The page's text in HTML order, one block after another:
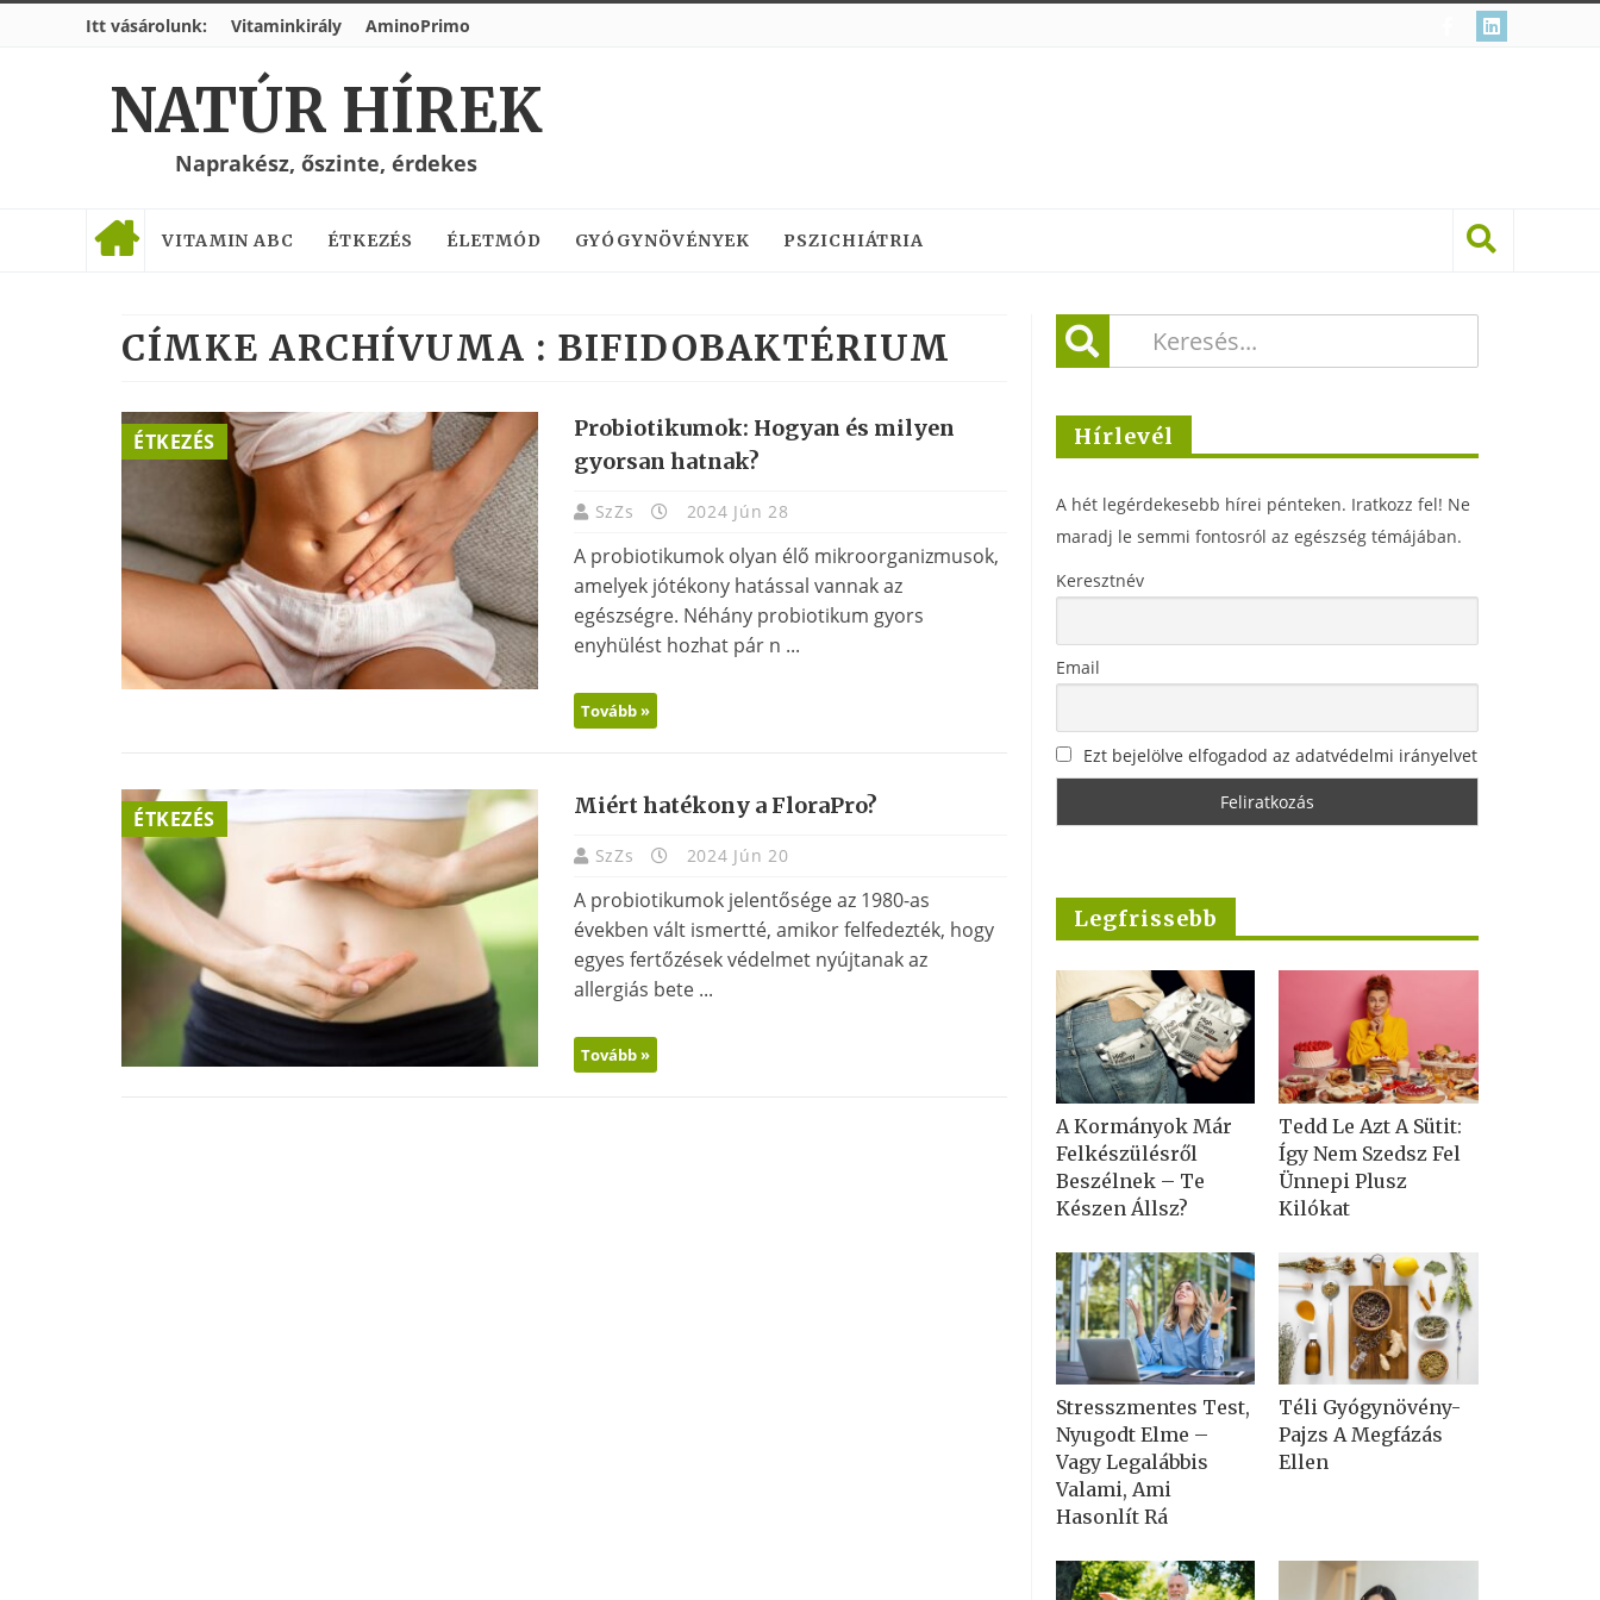
Itt vásárolunk: Vitaminkirály AminoPrimo
NATÚR HÍREK
Naprakész, őszinte, érdekes
VITAMIN ABC ÉTKEZÉS ÉLETMÓD GYÓGYNÖVÉNYEK PSZICHIÁTRIA
CÍMKE ARCHÍVUMA : BIFIDOBAKTÉRIUM
ÉTKEZÉS
Probiotikumok: Hogyan és milyen
gyorsan hatnak?
SzZs 2024 Jún 28
A probiotikumok olyan élő mikroorganizmusok,
amelyek jótékony hatással vannak az
egészségre. Néhány probiotikum gyors
enyhülést hozhat pár n ...
Tovább »
ÉTKEZÉS Miért hatékony a FloraPro?
SzZs 2024 Jún 20
A probiotikumok jelentősége az 1980-as
években vált ismertté, amikor felfedezték, hogy
egyes fertőzések védelmet nyújtanak az
allergiás bete ...
Tovább »
Hírlevél
A hét legérdekesebb hírei pénteken. Iratkozz fel! Ne
maradj le semmi fontosról az egészség témájában.
Keresztnév
Email
Ezt bejelölve elfogadod az adatvédelmi irányelvet
Legfrissebb
A Kormányok Már
Felkészülésről
Beszélnek – Te
Készen Állsz?
Tedd Le Azt A Sütit:
Így Nem Szedsz Fel
Ünnepi Plusz
Kilókat
Stresszmentes Test,
Nyugodt Elme –
Vagy Legalábbis
Valami, Ami
Hasonlít Rá
Téli Gyógynövény-
Pajzs A Megfázás
Ellen